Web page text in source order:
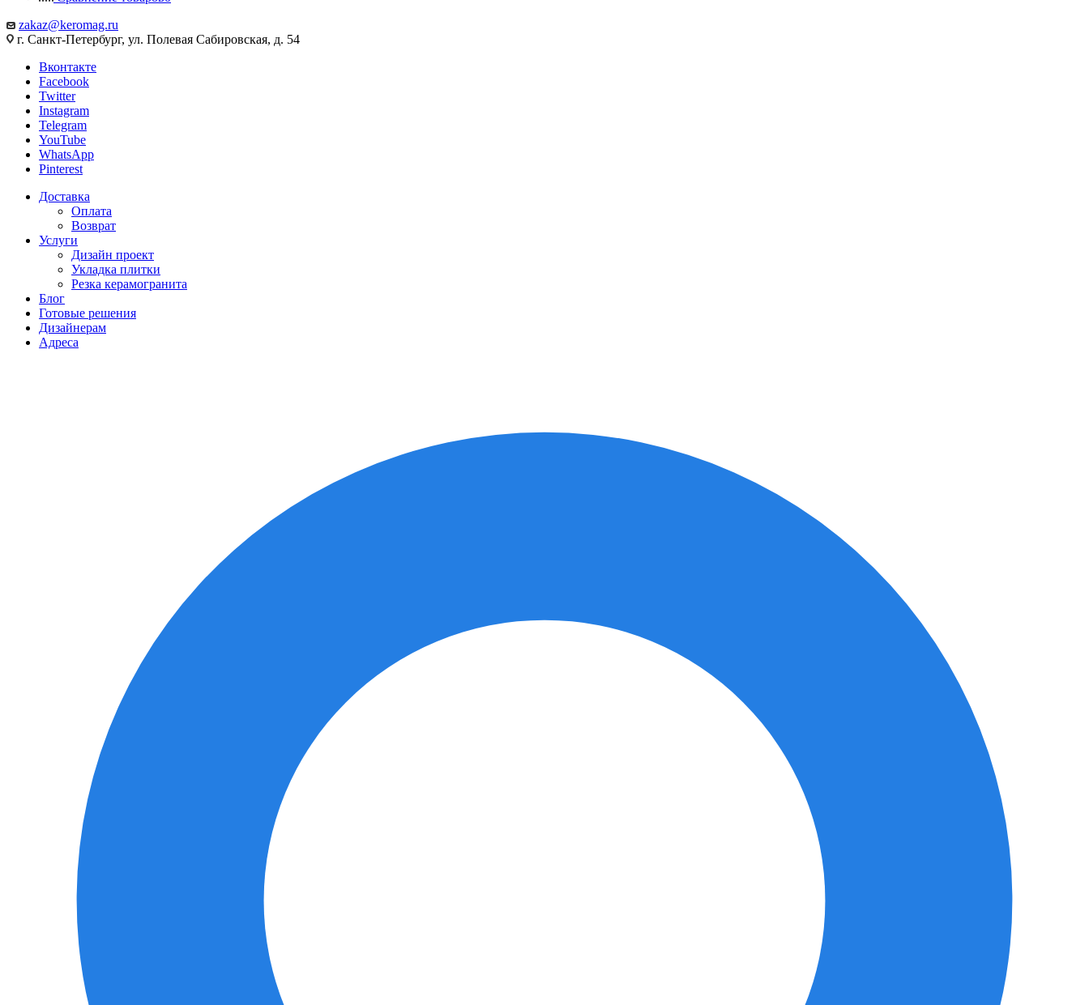
zakaz@keromag.ru
г. Санкт-Петербург, ул. Полевая Сабировская, д. 54
Вконтакте
Facebook
Twitter
Instagram
Telegram
YouTube
WhatsApp
Pinterest
Доставка
Оплата
Возврат
Услуги
Дизайн проект
Укладка плитки
Резка керамогранита
Блог
Готовые решения
Дизайнерам
Адреса